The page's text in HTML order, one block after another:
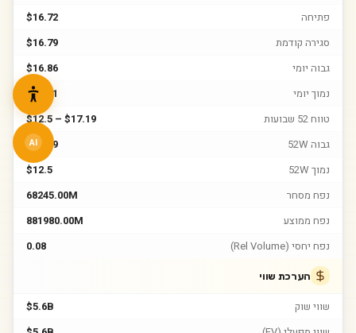
פתיחה
$16.72
סגירה קודמת
$16.79
גבוה יומי
$16.86
נמוך יומי
$16.61
טווח 52 שבועות
$12.5 – $17.19
גבוה 52W
$17.19
נמוך 52W
$12.5
נפח מסחר
68245.00M
נפח ממוצע
881980.00M
נפח יחסי (Rel Volume)
0.08
הערכת שווי
שווי שוק
$5.6B
AI